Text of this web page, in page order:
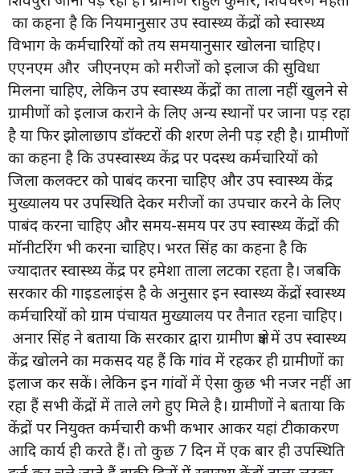
का कहना है कि नियमानुसार उप स्वास्थ्य केंद्रों को स्वास्थ्य
विभाग के कर्मचारियों को तय समयानुसार खोलना चाहिए।
एएनएम और जीएनएम को मरीजों को इलाज की सुविधा
मिलना चाहिए, लेकिन उप स्वास्थ्य केंद्रों का ताला नहीं खुलने से
ग्रामीणों को इलाज कराने के लिए अन्य स्थानों पर जाना पड़ रहा
है या फिर झोलाछाप डॉक्टरों की शरण लेनी पड़ रही है। ग्रामीणों
का कहना है कि उपस्वास्थ्य केंद्र पर पदस्थ कर्मचारियों को
जिला कलक्टर को पाबंद करना चाहिए और उप स्वास्थ्य केंद्र
मुख्यालय पर उपस्थिति देकर मरीजों का उपचार करने के लिए
पाबंद करना चाहिए और समय-समय पर उप स्वास्थ्य केंद्रों की
मॉनीटरिंग भी करना चाहिए। भरत सिंह का कहना है कि
ज्यादातर स्वास्थ्य केंद्र पर हमेशा ताला लटका रहता है। जबकि
सरकार की गाइडलाइंस है के अनुसार इन स्वास्थ्य केंद्रों स्वास्थ्य
कर्मचारियों को ग्राम पंचायत मुख्यालय पर तैनात रहना चाहिए।
अनार सिंह ने बताया कि सरकार द्वारा ग्रामीण क्षेत्र में उप स्वास्थ्य
केंद्र खोलने का मकसद यह हैं कि गांव में रहकर ही ग्रामीणों का
इलाज कर सकें। लेकिन इन गांवों में ऐसा कुछ भी नजर नहीं आ
रहा हैं सभी केंद्रों में ताले लगे हुए मिले है। ग्रामीणों ने बताया कि
केंद्रों पर नियुक्त कर्मचारी कभी कभार आकर यहां टीकाकरण
आदि कार्य ही करते हैं। तो कुछ 7 दिन में एक बार ही उपस्थिति